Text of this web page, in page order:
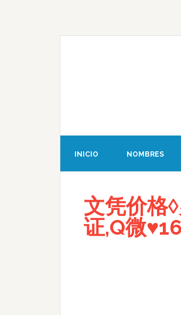
INICIO NOMBRES
文凭价格
证,Q微